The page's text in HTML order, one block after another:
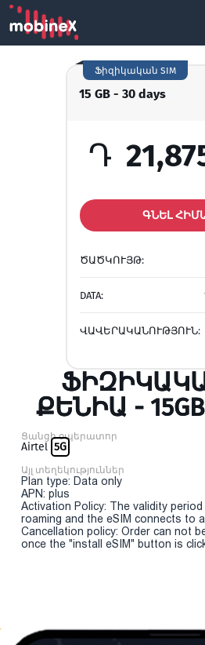
15 GB - 30 days
Ֆիզիկական SIM
Դ
ԳՆԵԼ
ԾԱԾԿՈՒՅԹ:
DATA:
ՎԱՎԵՐԱԿԱՆՈՒԹՅՈՒՆ:
ՔԵՆԻԱ -
Ցանցի օպերատոր
Airtel 5G
Այլ տեղեկություններ
Plan type: Data only
APN: plus
Activation Policy: The validity
roaming and the eSIM connects to
Cancellation policy: Order can not
once the "install eSIM" button is